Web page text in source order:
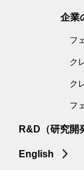
企業
フ
ク
ク
フ
R&D（研究開
English